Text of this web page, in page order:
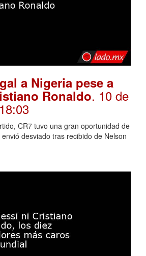
a Nigeria pese a
Ronaldo. 10 de
CR7 tuvo una gran oportunidad de
desviado tras recibido de Nelson